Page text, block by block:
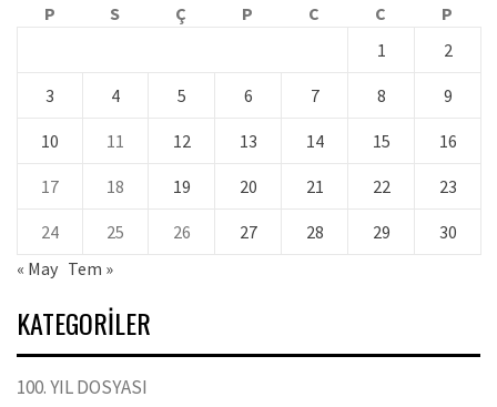
P
S Ç P C C
P
1
2
3 4 5 6 7 8 9
10 11 12 13 14 15 16
17 18 19 20 21 22 23
24 25 26 27 28 29
30
« May Tem »
KATEGORILER
100. YIL DOSYASI